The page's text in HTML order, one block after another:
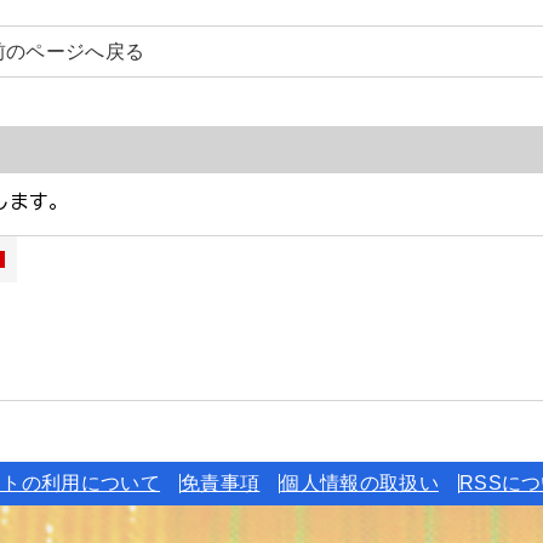
のページへ戻る
の利用について 免責事項 個人情報の取扱い RSSに